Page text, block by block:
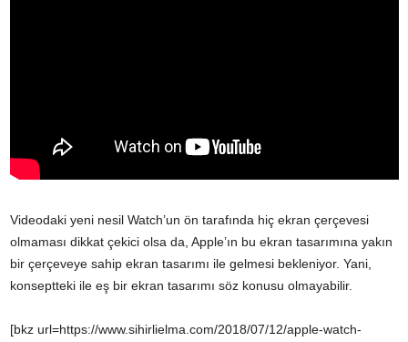
Videodaki yeni nesil Watch’un ön tarafında hiç ekran çerçevesi
olmaması dikkat çekici olsa da, Apple’ın bu ekran tasarımına yakın
bir çerçeveye sahip ekran tasarımı ile gelmesi bekleniyor. Yani,
konseptteki ile eş bir ekran tasarımı söz konusu olmayabilir.
[bkz url=https://www.sihirlielma.com/2018/07/12/apple-watch-